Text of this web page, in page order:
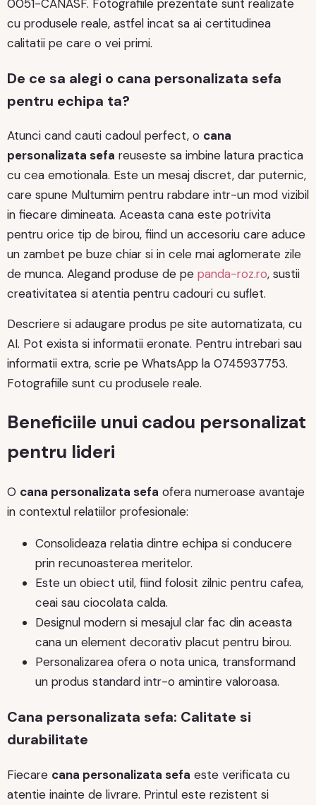
0051-CANASF. Fotografiile prezentate sunt realizate
cu produsele reale, astfel incat sa ai certitudinea
calitatii pe care o vei primi.
De ce sa alegi o cana personalizata sefa
pentru echipa ta?
Atunci cand cauti cadoul perfect, o cana
personalizata sefa reuseste sa imbine latura practica
cu cea emotionala. Este un mesaj discret, dar puternic,
care spune Multumim pentru rabdare intr-un mod vizibil
in fiecare dimineata. Aceasta cana este potrivita
pentru orice tip de birou, fiind un accesoriu care aduce
un zambet pe buze chiar si in cele mai aglomerate zile
de munca. Alegand produse de pe panda-roz.ro, sustii
creativitatea si atentia pentru cadouri cu suflet.
Descriere si adaugare produs pe site automatizata, cu
AI. Pot exista si informatii eronate. Pentru intrebari sau
informatii extra, scrie pe WhatsApp la 0745937753.
Fotografiile sunt cu produsele reale.
Beneficiile unui cadou personalizat
pentru lideri
O cana personalizata sefa ofera numeroase avantaje
in contextul relatiilor profesionale:
Consolideaza relatia dintre echipa si conducere
prin recunoasterea meritelor.
Este un obiect util, fiind folosit zilnic pentru cafea,
ceai sau ciocolata calda.
Designul modern si mesajul clar fac din aceasta
cana un element decorativ placut pentru birou.
Personalizarea ofera o nota unica, transformand
un produs standard intr-o amintire valoroasa.
Cana personalizata sefa: Calitate si
durabilitate
Fiecare cana personalizata sefa este verificata cu
atentie inainte de livrare. Printul este rezistent si